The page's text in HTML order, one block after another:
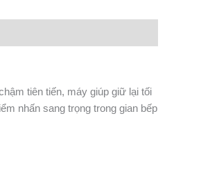
tiên tiến, máy giúp giữ lại tối
nhấn sang trọng trong gian bếp